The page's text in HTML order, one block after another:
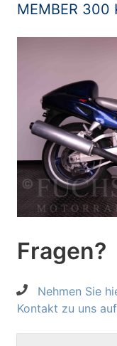
MEMBER 300
Fragen?
Nehmen Sie
Kontakt zu uns